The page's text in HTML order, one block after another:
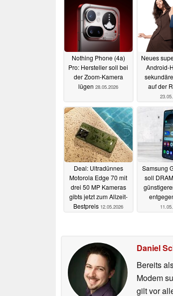
Nothing Phone (4a)
Pro: Hersteller soll bei
der Zoom-Kamera
lügen 28.05.2026
Neues
Android-
auf der
Deal: Ultradünnes
Motorola Edge 70 mit
drei 50 MP Kameras
gibts jetzt zum Allzeit-
Bestpreis 12.05.2026
Samsung
soll
Daniel
Bereits
Modem
gilt vor